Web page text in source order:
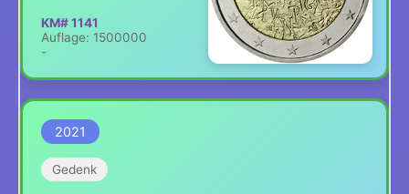
KM# 1141
Auflage: 1500000
-
2021
Gedenk